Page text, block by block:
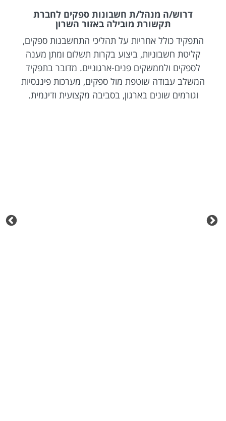
דרוש/ה מנהל/ת חשבונות ספקים לחברת
תקשורת מובילה באזור השרון
התפקיד כולל אחריות על תהליכי התחשבנות ספקים,
קליטת חשבוניות, ביצוע בקרות תשלום ומתן מענה
לספקים ולממשקים פנים-ארגוניים. מדובר בתפקיד
המשלב עבודה שוטפת מול ספקים, מערכות פיננסיות
וגורמים שונים בארגון, בסביבה מקצועית ודינמית.